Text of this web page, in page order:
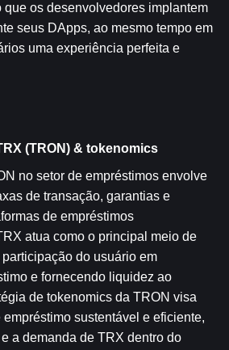
os desenvolvedores implantem
seus DApps, ao mesmo tempo em
uma experiência perfeita e
(TRON) & tokenomics
no setor de empréstimos envolve
de transação, garantias e
de empréstimos
atua como o principal meio de
do usuário em
e fornecendo liquidez ao
de tokenomics da TRON visa
sustentável e eficiente,
a demanda de TRX dentro do